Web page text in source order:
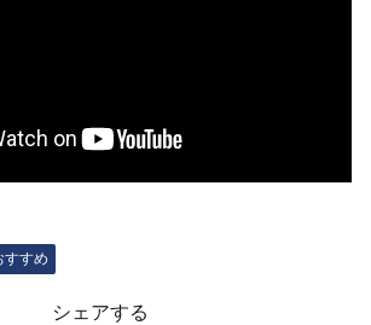
すすめ
シェアする